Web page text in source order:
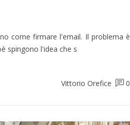
come firmare l'email. Il problema è
spingono l'idea che s
Vittorio Orefice 0